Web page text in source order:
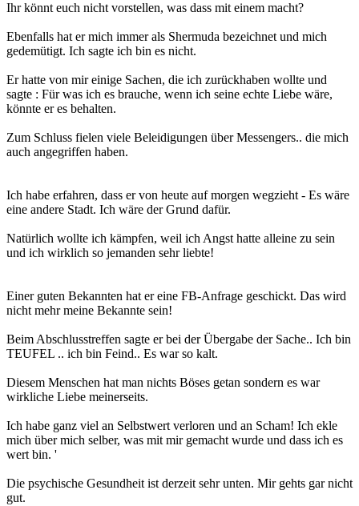
Ihr könnt euch nicht vorstellen, was dass mit einem macht?
Ebenfalls hat er mich immer als Shermuda bezeichnet und mich
gedemütigt. Ich sagte ich bin es nicht.
Er hatte von mir einige Sachen, die ich zurückhaben wollte und
sagte : Für was ich es brauche, wenn ich seine echte Liebe wäre,
könnte er es behalten.
Zum Schluss fielen viele Beleidigungen über Messengers.. die mich
auch angegriffen haben.
Ich habe erfahren, dass er von heute auf morgen wegzieht - Es wäre
eine andere Stadt. Ich wäre der Grund dafür.
Natürlich wollte ich kämpfen, weil ich Angst hatte alleine zu sein
und ich wirklich so jemanden sehr liebte!
Einer guten Bekannten hat er eine FB-Anfrage geschickt. Das wird
nicht mehr meine Bekannte sein!
Beim Abschlusstreffen sagte er bei der Übergabe der Sache.. Ich bin
TEUFEL .. ich bin Feind.. Es war so kalt.
Diesem Menschen hat man nichts Böses getan sondern es war
wirkliche Liebe meinerseits.
Ich habe ganz viel an Selbstwert verloren und an Scham! Ich ekle
mich über mich selber, was mit mir gemacht wurde und dass ich es
wert bin. '
Die psychische Gesundheit ist derzeit sehr unten. Mir gehts gar nicht
gut.